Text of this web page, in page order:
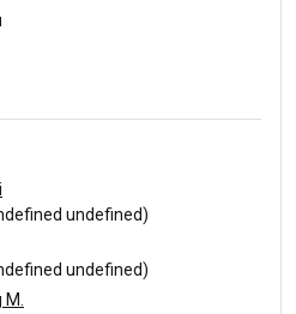
undefined)
undefined)